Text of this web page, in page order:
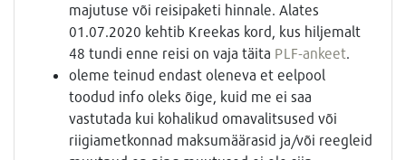
majutuse või reisipaketi hinnale. Alates
01.07.2020 kehtib Kreekas kord, kus hiljemalt
48 tundi enne reisi on vaja täita PLF-ankeet.
oleme teinud endast oleneva et eelpool
toodud info oleks õige, kuid me ei saa
vastutada kui kohalikud omavalitsused või
riigiametkonnad maksumäärasid ja/või reegleid